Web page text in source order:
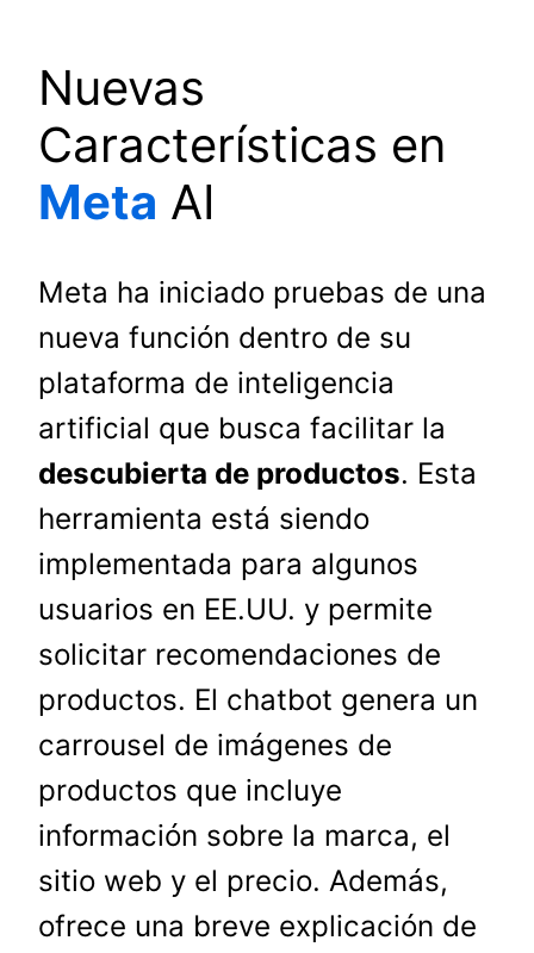
Nuevas
Características en
Meta AI
Meta ha iniciado pruebas de una
nueva función dentro de su
plataforma de inteligencia
artificial que busca facilitar la
descubierta de productos. Esta
herramienta está siendo
implementada para algunos
usuarios en EE.UU. y permite
solicitar recomendaciones de
productos. El chatbot genera un
carrousel de imágenes de
productos que incluye
información sobre la marca, el
sitio web y el precio. Además,
ofrece una breve explicación de